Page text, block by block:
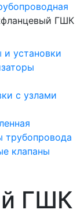
ГШК
и установки
с узлами
трубопровода
клапаны
ГШК